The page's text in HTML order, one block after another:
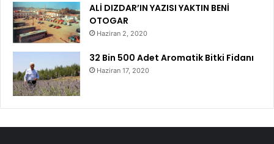
ALİ DIZDAR’IN YAZISI YAKTIN BENİ
OTOGAR
Haziran 2, 2020
32 Bin 500 Adet Aromatik Bitki Fidanı
Haziran 17, 2020